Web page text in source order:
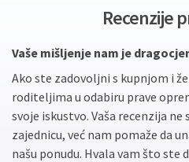
Recenzije
Vaše mišljenje nam je
Ako ste zadovoljni s kupnjom i
roditeljima u odabiru prave
svoje iskustvo. Vaša recenzija ne
zajednicu, već nam pomaže da
našu ponudu. Hvala vam što ste